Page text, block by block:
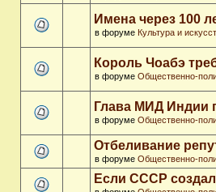
Имена через 100
в форуме Культура и
Король Чоабэ
в форуме Общественно-
Глава МИД Индии
в форуме Общественно-
Отбеливание
в форуме Общественно-
Если СССР